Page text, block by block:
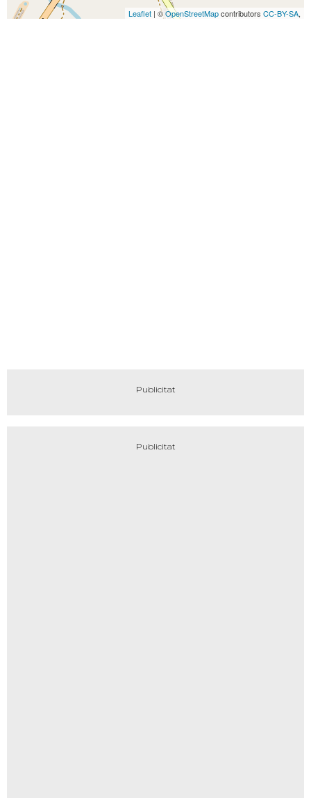
Leaflet | ©OpenStreetMapcontributors CC-BY-SA,